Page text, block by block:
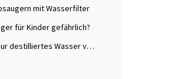
mit Wasserfilter
für Kinder gefährlich?
Warum soll nicht nur destilliertes Wasser verwendet werden?